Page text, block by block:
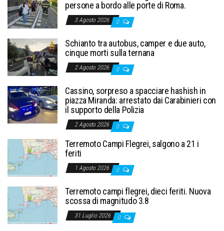
persone a bordo alle porte di Roma.
3 Agosto 2026 0
Schianto tra autobus, camper e due auto,
cinque morti sulla ternana
2 Agosto 2026 0
Cassino, sorpreso a spacciare hashish in
piazza Miranda: arrestato dai Carabinieri con
il supporto della Polizia
2 Agosto 2026 0
Terremoto Campi Flegrei, salgono a 21 i
feriti
1 Agosto 2026 0
Terremoto campi flegrei, dieci feriti. Nuova
scossa di magnitudo 3.8
31 Luglio 2026 0